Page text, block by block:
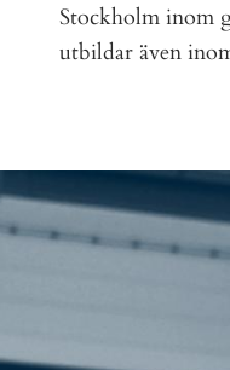
Stockholm inom
utbildar även